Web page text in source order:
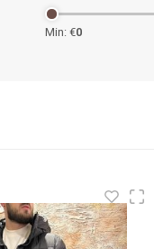
Min: €0